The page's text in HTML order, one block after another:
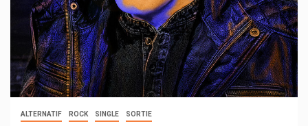
ALTERNATIF ROCK SINGLE SORTIE